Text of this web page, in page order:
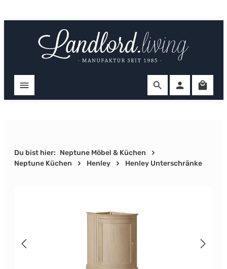
Du bist hier: Neptune Möbel & Küchen
Neptune Küchen
Henley Henley Unterschränke